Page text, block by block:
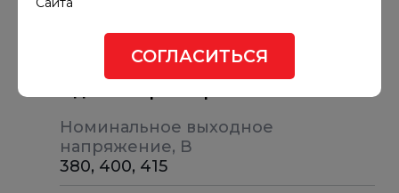
искажений на входе
Менее 3% при полной нелинейной
нагрузке
Номинальное выходное
напряжение, В
380, 400, 415
СОГЛАСИТЬСЯ